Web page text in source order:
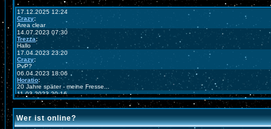
Wer ist online?